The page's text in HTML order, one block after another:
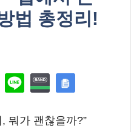
법 총정리!
뭐가 괜찮을까?”